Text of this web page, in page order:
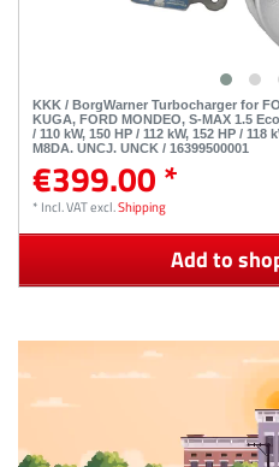
KKK / BorgWarner Turbocharger for
KUGA, FORD MONDEO, S-MAX 1.5
/ 110 kW, 150 HP / 112 kW, 152 HP / 118
M8DA, UNCJ, UNCK / 16399500001
€399.00 *
* Incl. VATexcl.Shipping
Add to